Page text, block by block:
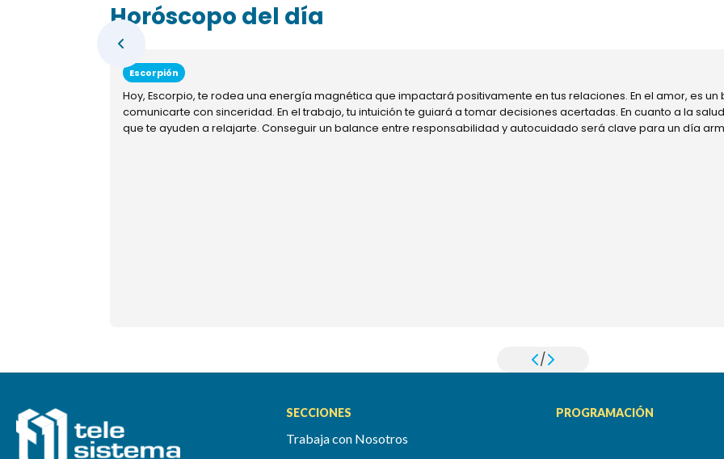
Horóscopo del día
Escorpión
Hoy, Escorpio, te rodea una energía magnética que impactará positivamente en tus relaciones. En el amor, es
comunicarte con sinceridad. En el trabajo, tu intuición te guiará a tomar decisiones acertadas. En cuanto a la
que te ayuden a relajarte. Conseguir un balance entre responsabilidad y autocuidado será clave para un día
/
SECCIONES
Trabaja con Nosotros
PROGRAMACIÓN